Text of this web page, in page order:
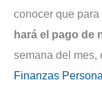
conocer que
hará el pago de
semana del mes,
Finanzas